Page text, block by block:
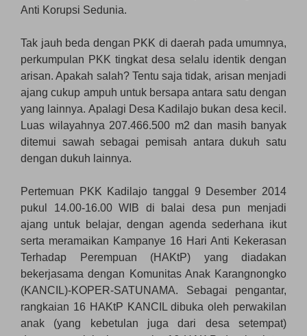
Anti Korupsi Sedunia.
Tak jauh beda dengan PKK di daerah pada umumnya,
perkumpulan PKK tingkat desa selalu identik dengan
arisan. Apakah salah? Tentu saja tidak, arisan menjadi
ajang cukup ampuh untuk bersapa antara satu dengan
yang lainnya. Apalagi Desa Kadilajo bukan desa kecil.
Luas wilayahnya 207.466.500 m2 dan masih banyak
ditemui sawah sebagai pemisah antara dukuh satu
dengan dukuh lainnya.
Pertemuan PKK Kadilajo tanggal 9 Desember 2014
pukul 14.00-16.00 WIB di balai desa pun menjadi
ajang untuk belajar, dengan agenda sederhana ikut
serta meramaikan Kampanye 16 Hari Anti Kekerasan
Terhadap Perempuan (HAKtP) yang diadakan
bekerjasama dengan Komunitas Anak Karangnongko
(KANCIL)-KOPER-SATUNAMA. Sebagai pengantar,
rangkaian 16 HAKtP KANCIL dibuka oleh perwakilan
anak (yang kebetulan juga dari desa setempat)